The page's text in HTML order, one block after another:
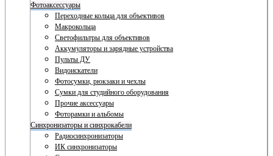
Фотоаксессуары
Переходные кольца для объективов
Макрокольца
Светофильтры для объективов
Аккумуляторы и зарядные устройства
Пульты ДУ
Видоискатели
Фотосумки, рюкзаки и чехлы
Сумки для студийного оборудования
Прочие аксессуары
Фоторамки и альбомы
Синхронизаторы и синхрокабели
Радиосинхронизаторы
ИК синхронизаторы